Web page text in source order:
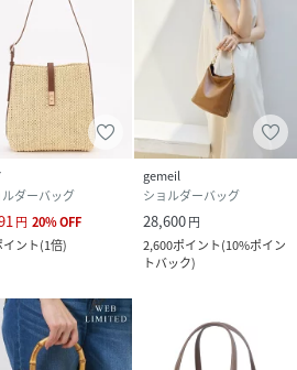
ダーバッグ
円 20%OFF
ント(1倍)
gemeil
ショルダーバッグ
28,600円
2,600ポイント(10%ポイン
トバック)